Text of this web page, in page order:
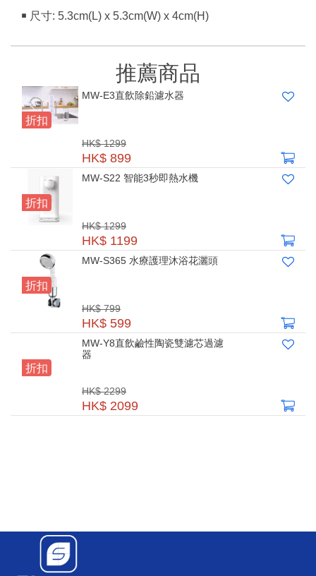
￭ 尺寸: 5.3cm(L) x 5.3cm(W) x 4cm(H)
推薦商品
折扣
MW-E3直飲除鉛濾水器
HK$ 1299
HK$ 899
折扣
MW-S22 智能3秒即熱水機
HK$ 1299
HK$ 1199
折扣
MW-S365 水療護理沐浴花灑頭
HK$ 799
HK$ 599
折扣
MW-Y8直飲鹼性陶瓷雙濾芯過濾
器
HK$ 2299
HK$ 2099